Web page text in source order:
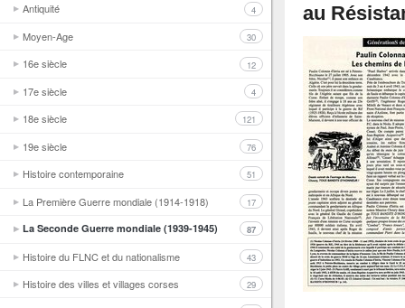
Antiquité 4
Moyen-Age 30
16e siècle 12
17e siècle 4
18e siècle 121
19e siècle 76
Histoire contemporaine 51
La Première Guerre mondiale (1914-1918) 17
La Seconde Guerre mondiale (1939-1945) 87
Histoire du FLNC et du nationalisme 43
Histoire des villes et villages corses 29
au